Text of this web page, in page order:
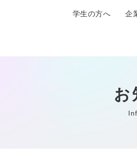
学生の方へ 企
お